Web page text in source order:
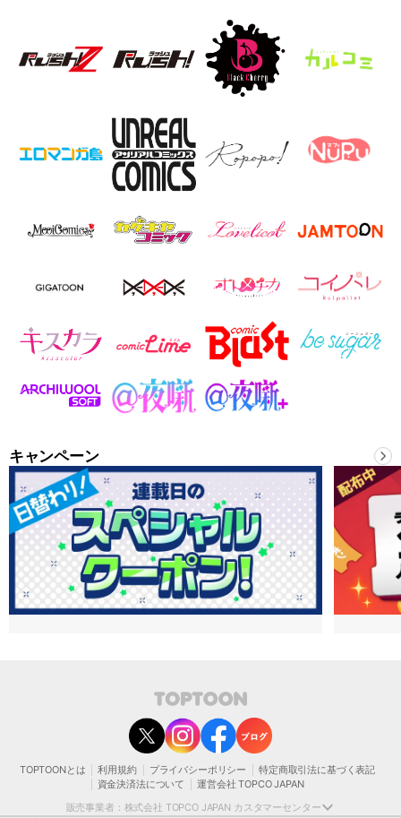
キャンペーン
TOPTOONとは 利用規約 プライバシーポリシー
特定商取引法に基づく表記
資金決済法について
運営会社 TOPCO JAPAN
販売事業者：株式会社 TOPCO JAPAN カスタマーセンター
contact@toptoon.jp
カスタマーセンター受付時間 10：30～13：00、14：00～18：30（土・日・祝日は
除く）
営業時間外にいただいたお問い合わせは、翌営業日以降にご対応いたしますことをご
了承ください。
モバイルやパソコンの迷惑メール対策等により、弊社からお送りするメールが正しく
届かない場合がございます。
受信できるよう設定をお願い申し上げます。